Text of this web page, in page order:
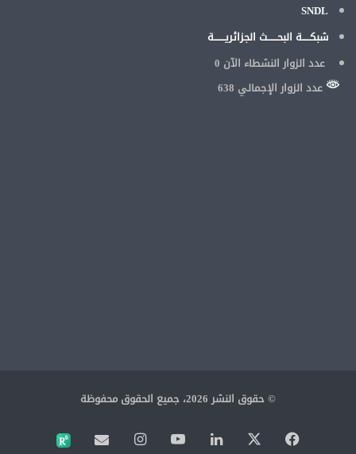
SNDL
شبكـــــة البحــــــث الجزائريـــــــة
عدد الزوار النشطاء الآن
عدد الزوار الإجمالي 638
© حقوق النشر 2026، جميع الحقوق محفوظة